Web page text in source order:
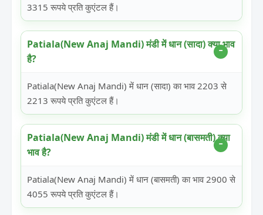
3315 रूपये प्रति कुएंटल हैं।
Patiala(New Anaj Mandi) मंडी में धान (सादा) क्या भाव
है?
Patiala(New Anaj Mandi) में धान (सादा) का भाव 2203 से
2213 रूपये प्रति कुएंटल हैं।
Patiala(New Anaj Mandi) मंडी में धान (बासमती) क्या
भाव है?
Patiala(New Anaj Mandi) में धान (बासमती) का भाव 2900 से
4055 रूपये प्रति कुएंटल हैं।